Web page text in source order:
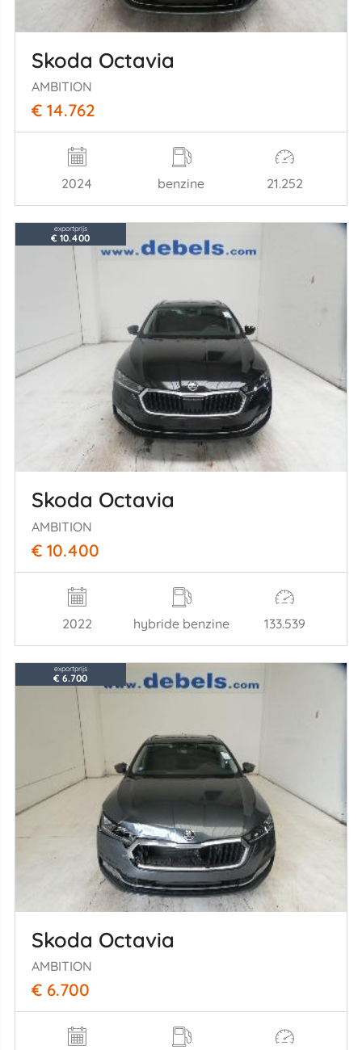
Skoda Octavia
AMBITION
€ 14.762
2024 benzine 21.252
exportprijs
€ 10.400
Skoda Octavia
AMBITION
€ 10.400
2022 hybride benzine 133.539
exportprijs
€ 6.700
Skoda Octavia
AMBITION
€ 6.700